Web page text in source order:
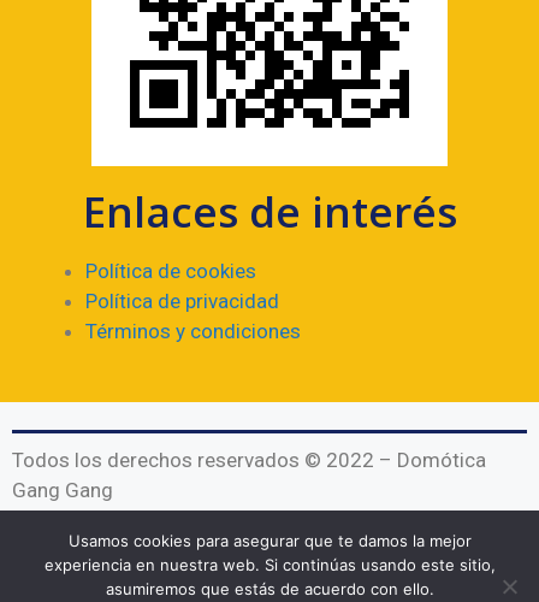
Enlaces de interés
Política de cookies
Política de privacidad
Términos y condiciones
Todos los derechos reservados © 2022 – Domótica
Gang Gang
Usamos cookies para asegurar que te damos la mejor
experiencia en nuestra web. Si continúas usando este sitio,
asumiremos que estás de acuerdo con ello.